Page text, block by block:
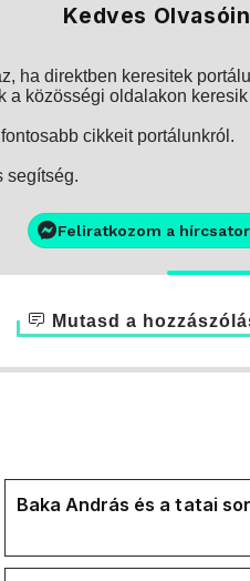
Kedves
ha direktben keresitek
a közösségi oldalakon
cikkeit portálunkról.
segítség.
Feliratkozom a
Mutasd a
Baka András és a tatai